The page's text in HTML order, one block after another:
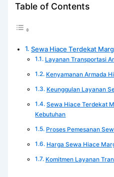
Table of Contents
Sewa Hiace Terdekat
Layanan Transportasi
Kenyamanan Armada
Keunggulan Layanan
Sewa Hiace Terdekat
Kebutuhan
Proses Pemesanan
Harga Sewa Hiace
Komitmen Layanan